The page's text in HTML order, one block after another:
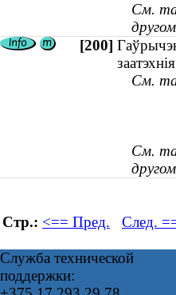
См.
[200]
См.
См.
Стр.: <== Пред. След.
Служба технической
поддержки: